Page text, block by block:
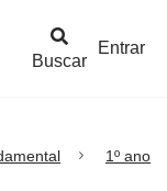
Buscar
Entrar
1º ano